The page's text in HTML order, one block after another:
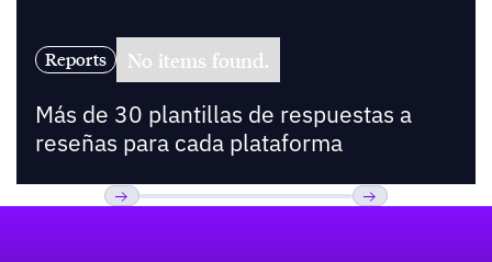
Reports No items found.
Más de 30 plantillas de respuestas a
reseñas para cada plataforma